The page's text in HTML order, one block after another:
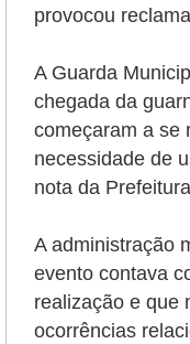
provocou
A Guarda
chegada da
começaram a se
necessidade de
nota da
A administração
evento contava
realização e que
ocorrências